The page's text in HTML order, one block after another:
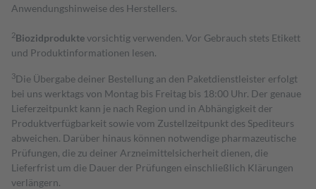
Anwendungshinweise des Herstellers.
2Biozidproduktevorsichtig verwenden. Vor Gebrauch stets Etikett
und Produktinformationen lesen.
3Die Übergabe deiner Bestellung an den Paketdienstleister erfolgt
bei uns werktags von Montag bis Freitag bis 18:00 Uhr. Der genaue
Lieferzeitpunkt kann je nach Region und in Abhängigkeit der
Produktverfügbarkeit sowie vom Zustellzeitpunkt des Spediteurs
abweichen. Darüber hinaus können notwendige pharmazeutische
Prüfungen, die zu deiner Arzneimittelsicherheit dienen, die
Lieferfrist um die Dauer der Prüfungen einschließlich Klärungen
verlängern.